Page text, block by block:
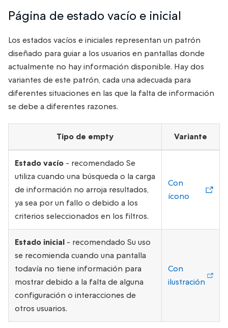
Página de estado vacío e inicial
Los estados vacíos e iniciales representan un patrón
diseñado para guiar a los usuarios en pantallas donde
actualmente no hay información disponible. Hay dos
variantes de este patrón, cada una adecuada para
diferentes situaciones en las que la falta de información
se debe a diferentes razones.
Tipo de empty Variante
Estado vacío - recomendado Se
utiliza cuando una búsqueda o la carga
de información no arroja resultados,
ya sea por un fallo o debido a los
criterios seleccionados en los filtros.
Con
ícono
Estado inicial - recomendado Su uso
se recomienda cuando una pantalla
todavía no tiene información para
mostrar debido a la falta de alguna
configuración o interacciones de
otros usuarios.
Con
ilustración